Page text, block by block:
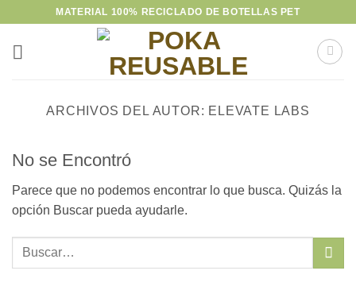
contenido
MATERIAL 100% RECICLADO DE BOTELLAS PET
ARCHIVOS DEL AUTOR: ELEVATE LABS
No se Encontró
Parece que no podemos encontrar lo que busca. Quizás la
opción Buscar pueda ayudarle.